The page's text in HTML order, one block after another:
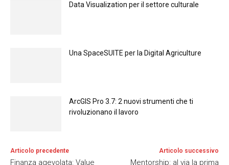
Data Visualization per il settore culturale
Una SpaceSUITE per la Digital Agriculture
ArcGIS Pro 3.7: 2 nuovi strumenti che ti
rivoluzionano il lavoro
Articolo precedente
Finanza agevolata: Value
Articolo successivo
Mentorship: al via la prima